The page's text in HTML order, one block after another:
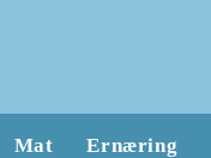
Mat Ernæring